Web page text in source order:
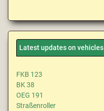
Latest updates on vehicles
FKB 123
BK 38
OEG 191
Straßenroller